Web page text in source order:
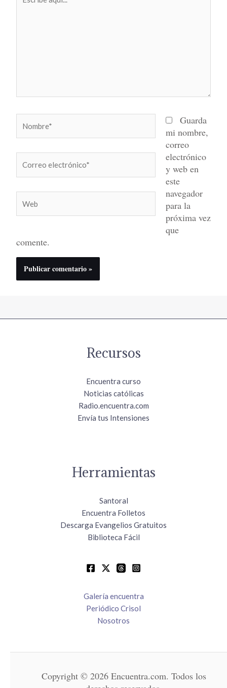
aquí...
electrónico*
Guarda
mi nombre,
correo
electrónico
y web en
este
navegador
para la
próxima vez
que
comente.
Recursos
Encuentra curso
Noticias católicas
Radio.encuentra.com
Envía tus Intensiones
Herramientas
Santoral
Encuentra Folletos
Descarga Evangelios Gratuitos
Biblioteca Fácil
Galería encuentra
Periódico Crisol
Nosotros
Copyright © 2026 Encuentra.com. Todos los